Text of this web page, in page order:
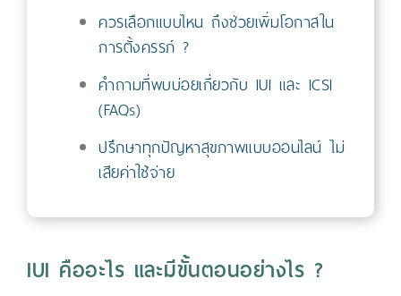
ควรเลือกแบบไหน ถึงช่วยเพิ่มโอกาสใน
การตั้งครรภ์ ?
คำถามที่พบบ่อยเกี่ยวกับ IUI และ ICSI
(FAQs)
ปรึกษาทุกปัญหาสุขภาพแบบออนไลน์ ไม่
เสียค่าใช้จ่าย
IUI คืออะไร และมีขั้นตอนอย่างไร ?